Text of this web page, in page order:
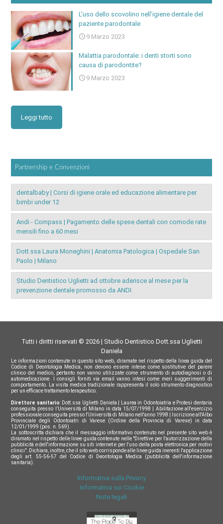
L’uso dello scovolino nell’igiene dentale del
paziente parodontale
9 Marzo 2023
Malattia parodontale: i denti storti sono
causa di parodontite?
9 Marzo 2023
Leggi tutto
Partnership e Convenzioni
dentalbaby | Corsi di igiene orale ed educazione alimentare per
bimbi under 12
Andi - Compass | Pagamento delle spese dentali con comode rate
mensili fino a 60 mesi
Dott.ssa Laura Moneghini | Anatomia Patologica | Ospedale San
Paolo | Milano
Studio Dentistico Uglietti ad ottobre aderisce al mese per la
prevenzione dentale promosso da ANDI
Tutti i diritti riservati © 2026 | Studio Dentistico Dott.ssa Uglietti
Daniela
Le informazioni contenute in questo sito web, diramate nel rispetto della linea guida del
Codice di Deontologia Medica, non devono essere intese come sostitutive del parere
clinico del medico, pertanto non vanno utilizzate come strumento di autodiagnosi o di
automedicazione. I consigli forniti via email vanno intesi come meri suggerimenti di
comportamento. La visita medica tradizionale rappresenta il solo strumento diagnostico
per un efficace trattamento terapeutico.
Direttore sanitario: Dott.ssa Uglietti Daniela | Laurea in Odontoiatria e Protesi dentaria
conseguita presso l’Università di Milano in data 15/07/1998 | Abilitazione all'esercizio
professionale conseguita presso l'Università di Milano nell'anno 1998 | Iscrizione all'Albo
Provinciale degli Odontoiatri di Varese (Ordine della Provincia di Varese) in data
12/01/1999 (pos. n. 569).
La sottoscritta dichiara che il messaggio informativo contenuto nel presente sito web è
diramato nel rispetto delle linee guida contenute nelle "Direttive per l'autorizzazione della
pubblicità e dell'informazione su siti internet e per l'uso della posta elettronica per motivi
clinici". Dichiara, inoltre, che il sito web corrisponde alle linee guida inerenti l'applicazione
degli art. 55-56-57 del Codice di Deontologia Medica (pubblicità dell'informazione
sanitaria).
Informativa sulla Privacy
Informativa sui Cookie
Note legali